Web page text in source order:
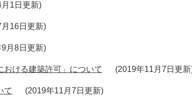
1日更新
16日更新
月8日更新
ける建築許可」について 2019年11月7日更新
て 2019年11月7日更新